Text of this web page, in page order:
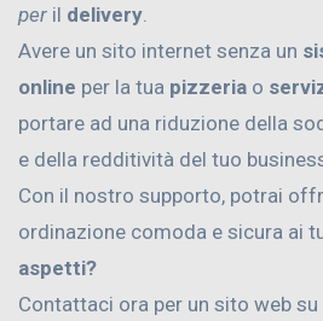
per il delivery
Avere un sito internet senza un
online per la tua pizzeria o
portare ad una riduzione della
e della redditività del tuo
Con il nostro supporto, potrai
ordinazione comoda e sicura ai
aspetti?
Contattaci ora per un sito web